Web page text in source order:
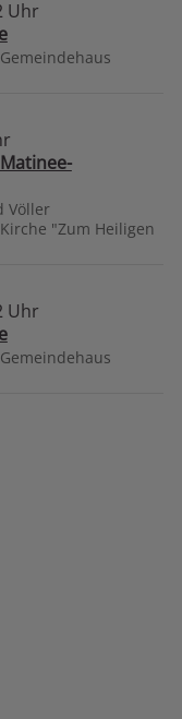
Uhr
Gemeindehaus
Völler
Kirche "Zum Heiligen
Uhr
Gemeindehaus